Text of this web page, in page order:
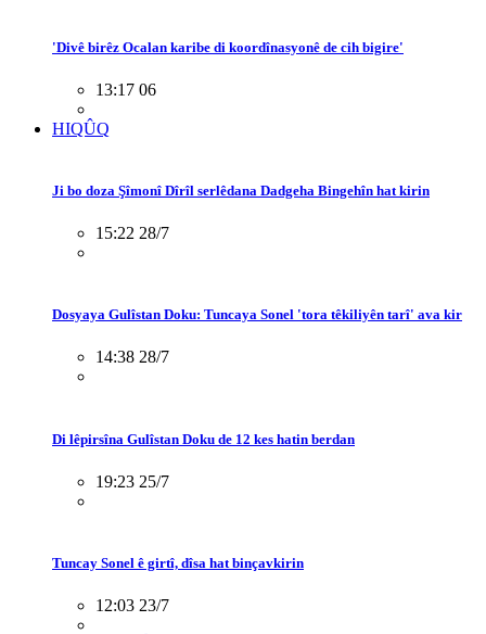
'Divê birêz Ocalan karibe di koordînasyonê de cih bigire'
13:17 06
HIQÛQ
Ji bo doza Şîmonî Dîrîl serlêdana Dadgeha Bingehîn hat kirin
15:22 28/7
Dosyaya Gulîstan Doku: Tuncaya Sonel 'tora têkiliyên tarî' ava kir
14:38 28/7
Di lêpirsîna Gulîstan Doku de 12 kes hatin berdan
19:23 25/7
Tuncay Sonel ê girtî, dîsa hat binçavkirin
12:03 23/7